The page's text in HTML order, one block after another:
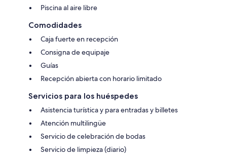
Piscina al aire libre
Comodidades
Caja fuerte en recepción
Consigna de equipaje
Guías
Recepción abierta con horario limitado
Servicios para los huéspedes
Asistencia turística y para entradas y billetes
Atención multilingüe
Servicio de celebración de bodas
Servicio de limpieza (diario)